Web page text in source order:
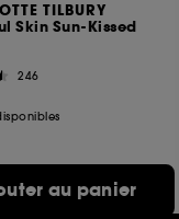
TILBURY
Skin Sun-Kissed
246
au panier